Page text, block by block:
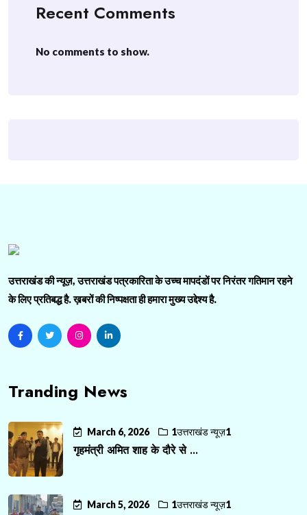
Recent Comments
No comments to show.
उत्तराखंड की न्यूज़, उत्तराखंड पत्रकारिता के उच्च मापदंडों पर निरंतर गतिमान रहने
के लिए प्रतिबद्ध है. ख़बरों की निष्पक्षता ही हमारा मुख्य उद्देश्य है.
Tranding News
March 6, 2026 1उत्तराखंड न्यूज़1
गृहमंत्री अमित शाह के दौरे से ...
March 5, 2026 1उत्तराखंड न्यूज़1